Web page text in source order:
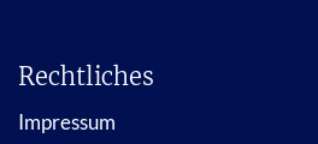
Rechtliches
Impressum